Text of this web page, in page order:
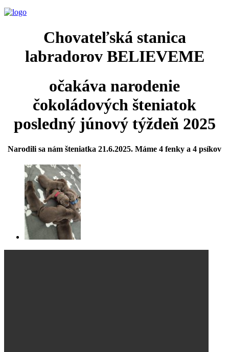
Chovateľská stanica
labradorov BELIEVEME
očakáva narodenie
čokoládových šteniatok
posledný júnový týždeň 2025
Narodili sa nám šteniatka 21.6.2025. Máme 4 fenky a 4 psíkov